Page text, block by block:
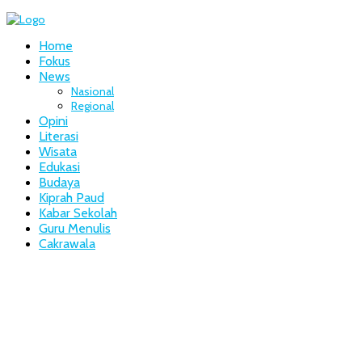
Home
Fokus
News
Nasional
Regional
Opini
Literasi
Wisata
Edukasi
Budaya
Kiprah Paud
Kabar Sekolah
Guru Menulis
Cakrawala